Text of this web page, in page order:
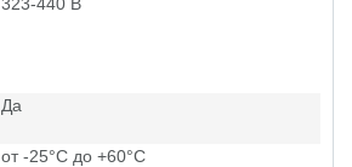
Да
от -25°C до +60°C